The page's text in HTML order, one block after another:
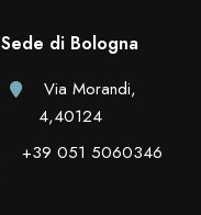
Sede di Bologna
Via Morandi,
4,40124
+39 051 5060346